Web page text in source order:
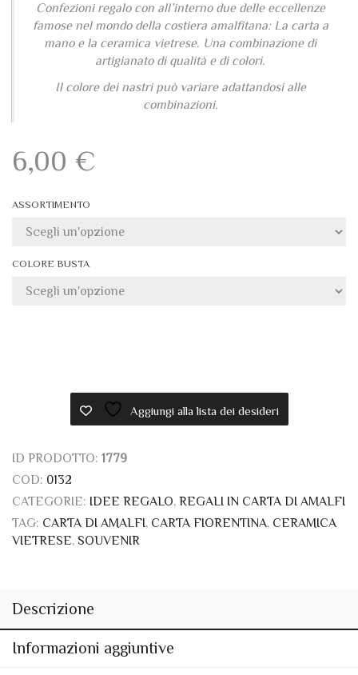
IDEE REGALO ,REGALI IN CARTA DI AMALFI
famose nel mondo della costiera amalfitana: La carta a
mano e la ceramica vietrese. Una combinazione di
Il colore dei nastri può variare adattandosi alle
6,00€
ASSORTIMENTO
ID PRODOTTO:1779
COD:0132
VIETRESE,SOUVENIR